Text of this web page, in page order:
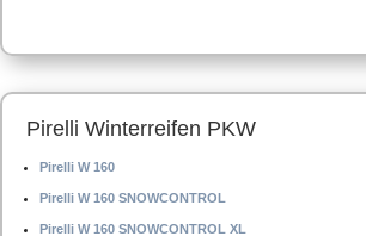
Pirelli Winterreifen PKW
Pirelli W 160
Pirelli W 160 SNOWCONTROL
Pirelli W 160 SNOWCONTROL XL